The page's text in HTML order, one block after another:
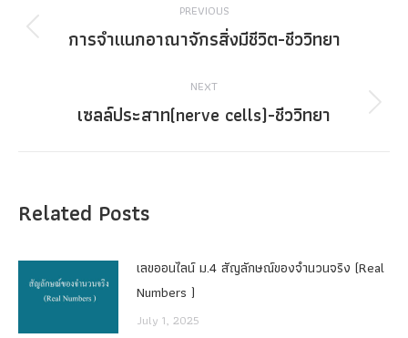
navigation
PREVIOUS
Previous
การจำแนกอาณาจักรสิ่งมีชีวิต-ชีววิทยา
NEXT
Next
เซลล์ประสาท(nerve cells)-ชีววิทยา
Related Posts
เลขออนไลน์ ม.4 สัญลักษณ์ของจำนวนจริง (Real
Numbers )
July 1, 2025